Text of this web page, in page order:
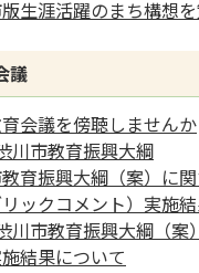
生涯活躍のまち構想
議
会議を傍聴しませんか
川市教育振興大綱
育振興大綱（案）に
リックコメント）実施
川市教育振興大綱（案
結果について